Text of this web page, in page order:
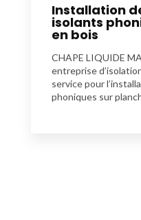
Installation
isolants
en bois
CHAPE LIQUIDE
entreprise
service pour
phoniques sur